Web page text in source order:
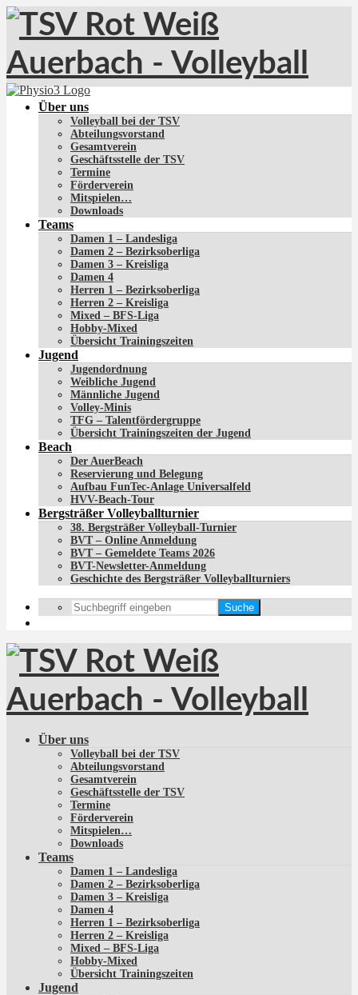
Über uns
Volleyball bei der TSV
Abteilungsvorstand
Gesamtverein
Geschäftsstelle der TSV
Termine
Förderverein
Mitspielen…
Downloads
Teams
Damen 1 – Landesliga
Damen 2 – Bezirksoberliga
Damen 3 – Kreisliga
Damen 4
Herren 1 – Bezirksoberliga
Herren 2 – Kreisliga
Mixed – BFS-Liga
Hobby-Mixed
Übersicht Trainingszeiten
Jugend
Jugendordnung
Weibliche Jugend
Männliche Jugend
Volley-Minis
TFG – Talentfördergruppe
Übersicht Trainingszeiten der Jugend
Beach
Der AuerBeach
Reservierung und Belegung
Aufbau FunTec-Anlage Universalfeld
HVV-Beach-Tour
Bergsträßer Volleyballturnier
38. Bergsträßer Volleyball-Turnier
BVT – Online Anmeldung
BVT – Gemeldete Teams 2026
BVT-Newsletter-Anmeldung
Geschichte des Bergsträßer Volleyballturniers
Suche
Über uns
Volleyball bei der TSV
Abteilungsvorstand
Gesamtverein
Geschäftsstelle der TSV
Termine
Förderverein
Mitspielen…
Downloads
Teams
Damen 1 – Landesliga
Damen 2 – Bezirksoberliga
Damen 3 – Kreisliga
Damen 4
Herren 1 – Bezirksoberliga
Herren 2 – Kreisliga
Mixed – BFS-Liga
Hobby-Mixed
Übersicht Trainingszeiten
Jugend